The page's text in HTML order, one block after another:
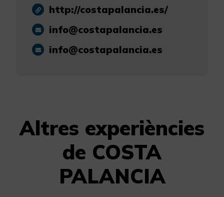
http://costapalancia.es/
info@costapalancia.es
info@costapalancia.es
Altres experiències
de COSTA
PALANCIA